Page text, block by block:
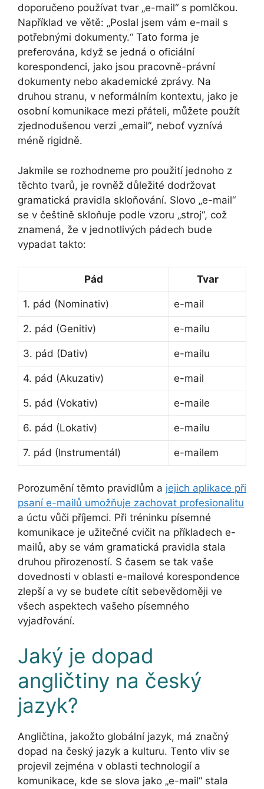
doporučeno používat tvar „e-mail“ s pomlčkou.
Například ve větě: „Poslal jsem vám e-mail s
potřebnými dokumenty.“ Tato forma je
preferována, když se jedná o oficiální
korespondenci, jako jsou pracovně-právní
dokumenty nebo akademické zprávy. Na
druhou stranu, v neformálním kontextu, jako je
osobní komunikace mezi přáteli, můžete použít
zjednodušenou verzi „email“, neboť vyznívá
méně rigidně.
Jakmile se rozhodneme pro použití jednoho z
těchto tvarů, je rovněž důležité dodržovat
gramatická pravidla skloňování. Slovo „e-mail“
se v češtině skloňuje podle vzoru „stroj“, což
znamená, že v jednotlivých pádech bude
vypadat takto:
Pád Tvar
1. pád (Nominativ) e-mail
2. pád (Genitiv) e-mailu
3. pád (Dativ) e-mailu
4. pád (Akuzativ) e-mail
5. pád (Vokativ) e-maile
6. pád (Lokativ) e-mailu
7. pád (Instrumentál) e-mailem
Porozumění těmto pravidlům a jejich aplikace při
psaní e-mailů umožňuje zachovat profesionalitu
a úctu vůči příjemci. Při tréninku písemné
komunikace je užitečné cvičit na příkladech e-
mailů, aby se vám gramatická pravidla stala
druhou přirozeností. S časem se tak vaše
dovednosti v oblasti e-mailové korespondence
zlepší a vy se budete cítit sebevědoměji ve
všech aspektech vašeho písemného
vyjadřování.
Jaký je dopad
angličtiny na český
jazyk?
Angličtina, jakožto globální jazyk, má značný
dopad na český jazyk a kulturu. Tento vliv se
projevil zejména v oblasti technologií a
komunikace, kde se slova jako „e-mail“ stala